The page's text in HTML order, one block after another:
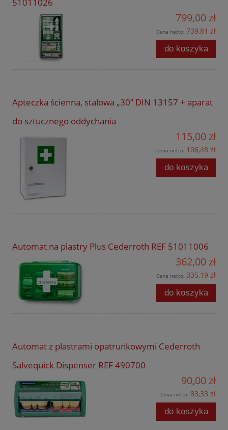
51011026
799,00 zł
Cena netto: 739,81 zł
do koszyka
Apteczka ścienna, stalowa „30” DIN 13157 + aparat
do sztucznego oddychania
115,00 zł
Cena netto: 106,48 zł
do koszyka
Automat na plastry Plus Cederroth REF 51011006
362,00 zł
Cena netto: 335,19 zł
do koszyka
Automat z plastrami opatrunkowymi Cederroth
Salvequick Dispenser REF 490700
90,00 zł
Cena netto: 83,33 zł
do koszyka